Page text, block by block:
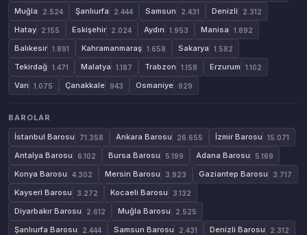
Muğla 2.524 Şanlıurfa 2.444 Samsun 2.431 Denizli 2.312
Hatay 2.155 Eskişehir 2.024 Aydın 1.953 Manisa 1.892
Balıkesir 1.891 Kahramanmaraş 1.658 Sakarya 1.582
Tekirdağ 1.471 Malatya 1.187 Trabzon 1.158 Erzurum 1.102
Van 1.075 Çanakkale 943 Osmaniye 929
BAROLAR
İstanbul Barosu
71.358 Ankara Barosu 26.655 İzmir Barosu 15.071
Antalya Barosu 6.102 Bursa Barosu 5.199 Adana Barosu 5.169
Konya Barosu 4.302 Mersin Barosu 3.923 Gaziantep Barosu 3.717
Kayseri Barosu 3.272 Kocaeli Barosu 3.132
Diyarbakır Barosu 2.612 Muğla Barosu 2.525
Şanlıurfa Barosu 2.444 Samsun Barosu 2.431 Denizli Barosu 2.312